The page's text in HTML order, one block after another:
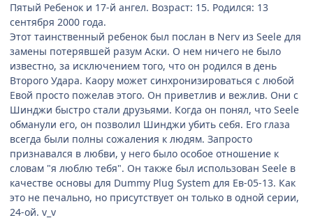
Пятый Ребенок и 17-й ангел. Возраст: 15. Родился: 13
сентября 2000 года.
Этот таинственный ребенок был послан в Nerv из Seele для
замены потерявшей разум Аски. О нем ничего не было
известно, за исключением того, что он родился в день
Второго Удара. Каору может синхронизироваться с любой
Евой просто пожелав этого. Он приветлив и вежлив. Они с
Шинджи быстро стали друзьями. Когда он понял, что Seele
обманули его, он позволил Шинджи убить себя. Его глаза
всегда были полны сожаления к людям. Запросто
признавался в любви, у него было особое отношение к
словам "я люблю тебя". Он также был использован Seele в
качестве основы для Dummy Plug System для Eв-05-13. Как
это не печально, но присутствует он только в одной серии,
24-ой. v_v